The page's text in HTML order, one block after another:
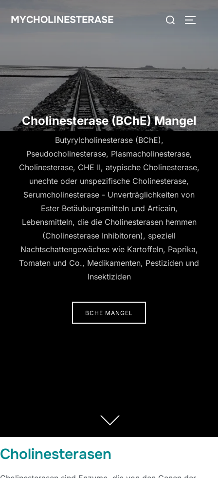
MYCHOLINESTERASE
Cholinesterase (BChE) Mangel
Butyrylcholinesterase (BChE),
Pseudocholinesterase, Plasmacholinesterase,
Cholinesterase, CHE II, atypische Cholinesterase,
unechte oder unspezifische Cholinesterase,
Serumcholinesterase - Unverträglichkeiten von
Ester Betäubungsmitteln und Articain,
Lebensmitteln, die die Cholinesterasen hemmen
(Cholinesterase Inhibitoren), speziell
Nachtschattengewächse wie Kartoffeln, Paprika,
Tomaten und Co., Medikamenten, Pestiziden und
Insektiziden
BCHE MANGEL
Cholinesterasen